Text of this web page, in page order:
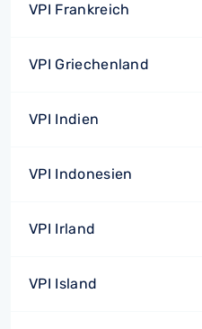
VPI Frankreich
VPI Griechenland
VPI Indien
VPI Indonesien
VPI Irland
VPI Island